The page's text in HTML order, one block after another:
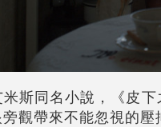
斯同名小說，《皮
觀帶來不能忽視的壓